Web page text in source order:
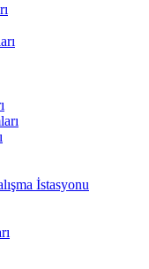
İstasyonu